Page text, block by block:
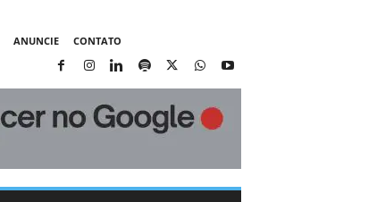
ANUNCIE CONTATO